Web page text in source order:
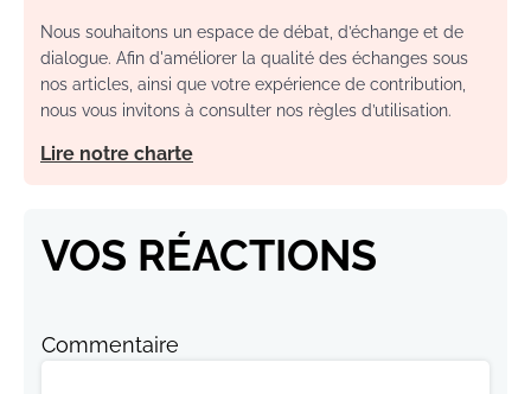
Nous souhaitons un espace de débat, d’échange et de
dialogue. Afin d'améliorer la qualité des échanges sous
nos articles, ainsi que votre expérience de contribution,
nous vous invitons à consulter nos règles d’utilisation.
Lire notre charte
VOS RÉACTIONS
Commentaire